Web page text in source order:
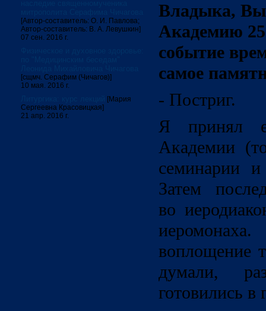
[Автор-составитель: О. И. Павлова;
Автор-составитель: В. А. Левушкин]
07 сен. 2016 г.
[сщмч. Серафим (Чичагов)]
10 мая. 2016 г.
[Мария
Сергеевна Красовицкая]
21 апр. 2016 г.
Владыка, Вы
Академию 25
событие
самое
- Постриг.
Я принял
Академии
семинарии
Затем
во
воплощение
думали,
готовились в